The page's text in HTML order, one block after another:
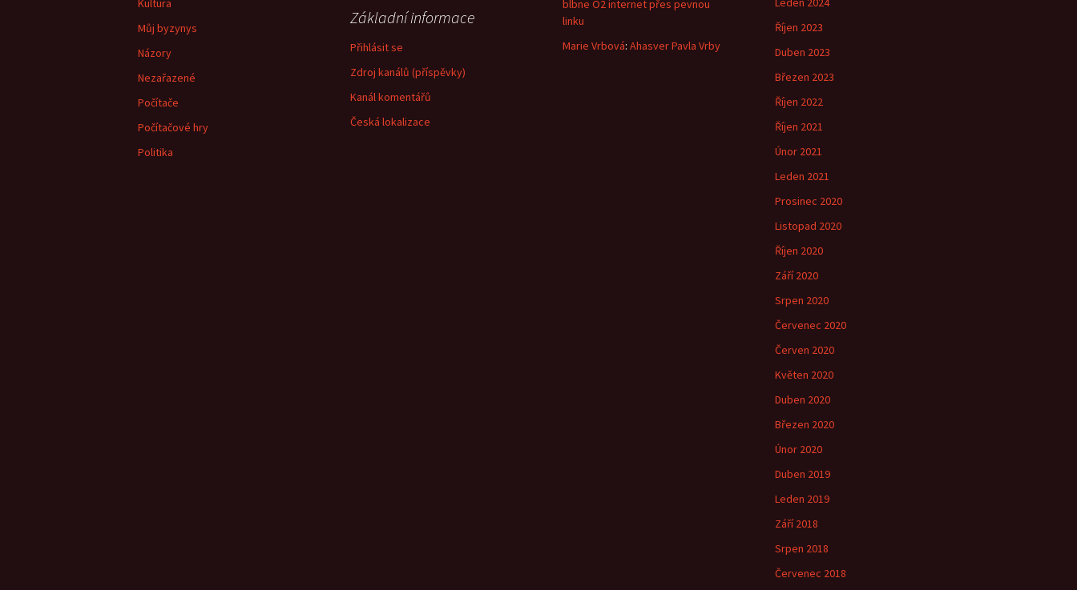
blbne O2 internet přes pevnou
linku
Marie Vrbová: Ahasver Pavla Vrby
Říjen 2023
Duben 2023
Březen 2023
Říjen 2022
Říjen 2021
Únor 2021
Leden 2021
Prosinec 2020
Listopad 2020
Říjen 2020
Září 2020
Srpen 2020
Červenec 2020
Červen 2020
Květen 2020
Duben 2020
Březen 2020
Únor 2020
Duben 2019
Leden 2019
Září 2018
Srpen 2018
Červenec 2018
Kultura
Můj byzynys
Názory
Nezařazené
Počítače
Počítačové hry
Politika
Základní informace
Přihlásit se
Zdroj kanálů (příspěvky)
Kanál komentářů
Česká lokalizace